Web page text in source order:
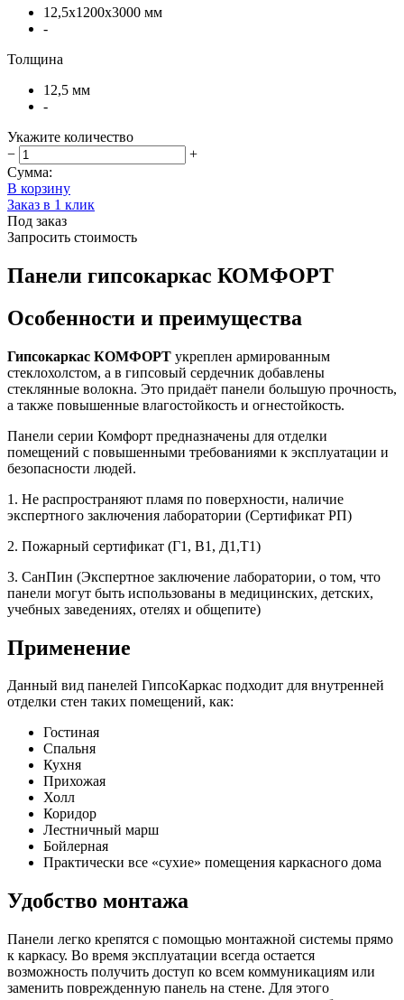
12,5х1200х3000 мм
-
Толщина
12,5 мм
-
Укажите количество
−
+
Сумма:
В корзину
Заказ в 1 клик
Под заказ
Запросить стоимость
Панели гипсокаркас КОМФОРТ
Особенности и преимущества
Гипсокаркас КОМФОРТ укреплен армированным
стеклохолстом, а в гипсовый сердечник добавлены
стеклянные волокна. Это придаёт панели большую прочность,
а также повышенные влагостойкость и огнестойкость.
Панели серии Комфорт предназначены для отделки
помещений с повышенными требованиями к эксплуатации и
безопасности людей.
1. Не распространяют пламя по поверхности, наличие
экспертного заключения лаборатории (Сертификат РП)
2. Пожарный сертификат (Г1, В1, Д1,Т1)
3. СанПин (Экспертное заключение лаборатории, о том, что
панели могут быть использованы в медицинских, детских,
учебных заведениях, отелях и общепите)
Применение
Данный вид панелей ГипсоКаркас подходит для внутренней
отделки стен таких помещений, как:
Гостиная
Спальня
Кухня
Прихожая
Холл
Коридор
Лестничный марш
Бойлерная
Практически все «сухие» помещения каркасного дома
Удобство монтажа
Панели легко крепятся с помощью монтажной системы прямо
к каркасу. Во время эксплуатации всегда остается
возможность получить доступ ко всем коммуникациям или
заменить поврежденную панель на стене. Для этого